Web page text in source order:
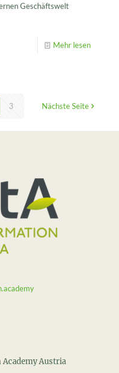
Geschäftswelt
Mehr lesen
3 Nächste Seite
Austria